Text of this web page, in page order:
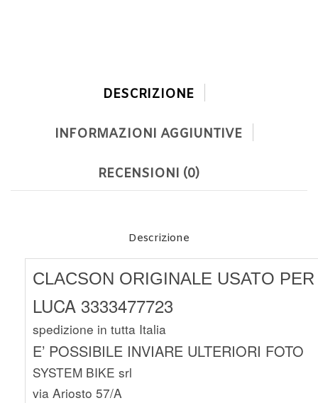
DESCRIZIONE
INFORMAZIONI AGGIUNTIVE
RECENSIONI (0)
Descrizione
CLACSON ORIGINALE USATO
LUCA 3333477723
spedizione in tutta Italia
E’ POSSIBILE INVIARE ULTERIORI FOTO
SYSTEM BIKE srl
via Ariosto 57/A